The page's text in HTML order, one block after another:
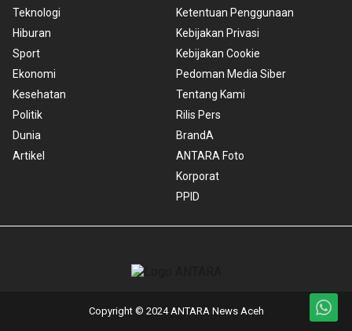
Teknologi
Hiburan
Sport
Ekonomi
Kesehatan
Politik
Dunia
Artikel
Ketentuan Penggunaan
Kebijakan Privasi
Kebijakan Cookie
Pedoman Media Siber
Tentang Kami
Rilis Pers
BrandA
ANTARA Foto
Korporat
PPID
Copyright © 2024 ANTARA News Aceh